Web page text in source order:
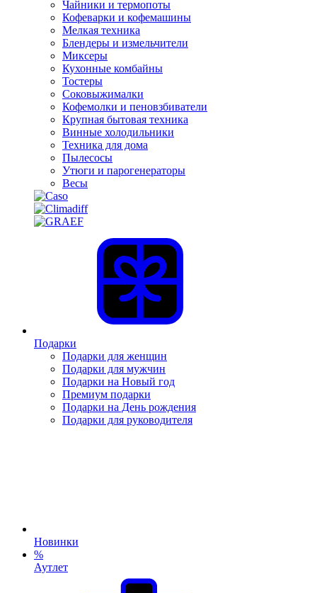
Чайники и термопоты
Кофеварки и кофемашины
Мелкая техника
Блендеры и измельчители
Миксеры
Кухонные комбайны
Тостеры
Соковыжималки
Кофемолки и пеновзбиватели
Крупная бытовая техника
Винные холодильники
Техника для дома
Пылесосы
Утюги и парогенераторы
Весы
Подарки
Подарки для женщин
Подарки для мужчин
Подарки на Новый год
Премиум подарки
Подарки на День рождения
Подарки для руководителя
Новинки
%
Аутлет